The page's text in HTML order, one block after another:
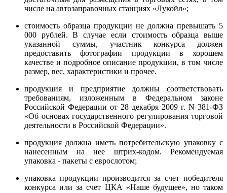
числе на автозаправочных станциях «Лукойл»;
стоимость образца продукции не должна превышать 5
000 рублей. В случае если стоимость образца выше
указанной суммы, участник конкурса должен
предоставить фотографии продукции в хорошем
качестве и подробное описание продукции, в том числе
размер, вес, характеристики и прочее.
продукция и предприятие должны соответствовать
требованиям, изложенным в Федеральном законе
Российской Федерации от 28 декабря 2009 г. N 381-ФЗ
«Об основах государственного регулирования торговой
деятельности в Российской Федерации».
продукция должна иметь потребительскую упаковку с
нанесенным на нее штрих-кодом. Рекомендуемая
упаковка - пакеты с еврослотом;
упаковка продукции производится за счет победителя
конкурса или за счет ЦКА «Наше будущее», но таком